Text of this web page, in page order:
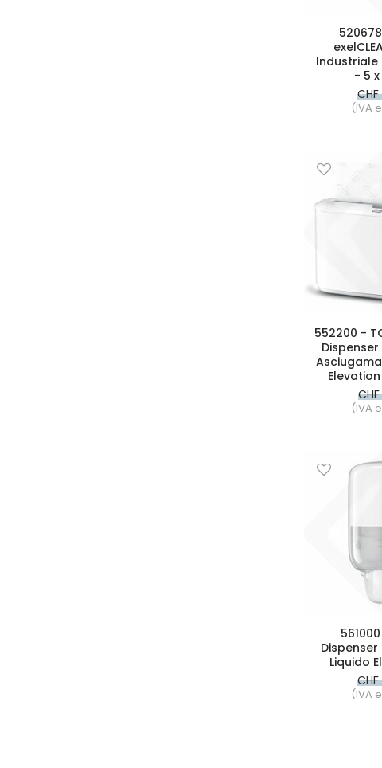
Industriale
- 5 x
CHF
(IVA
552200 -
(IVA
Dispenser
Liquido
(IVA